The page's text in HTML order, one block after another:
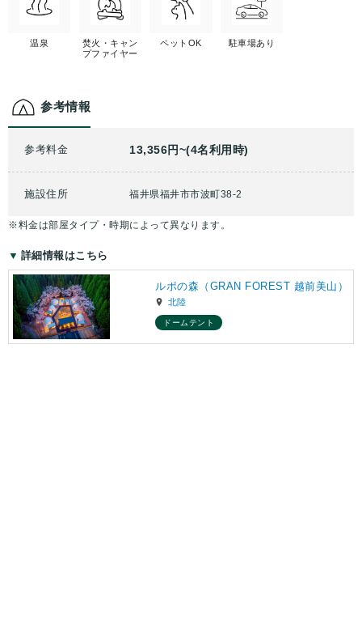
温泉
焚火・キャン
プファイヤー
ペットOK 駐車場あり
参考情報
参考料金 13,356円~(4名利用時)
施設住所 福井県福井市市波町38-2
※料金は部屋タイプ・時期によって異なります。
詳細情報はこちら
ルポの森（GRAN FOREST 越前美山）
北陸
ドームテント